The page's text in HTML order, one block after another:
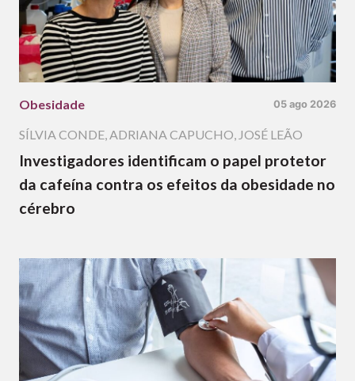
Obesidade 05 ago 2026
SÍLVIA CONDE,ADRIANA CAPUCHO, JOSÉ LEÃO
Investigadores identificam o papel protetor
da cafeína contra os efeitos da obesidade no
cérebro